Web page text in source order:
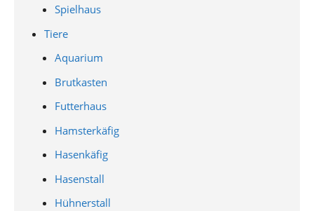
Spielhaus
Tiere
Aquarium
Brutkasten
Futterhaus
Hamsterkäfig
Hasenkäfig
Hasenstall
Hühnerstall